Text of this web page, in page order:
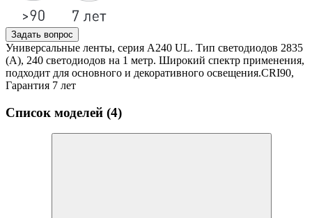
Задать вопрос
Универсальные ленты, серия А240 UL. Тип светодиодов 2835
(А), 240 светодиодов на 1 метр. Широкий спектр применения,
подходит для основного и декоративного освещения.CRI90,
Гарантия 7 лет
Список моделей (4)